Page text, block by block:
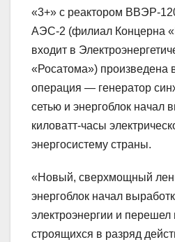
«3+» с реактором ВВЭР-
АЭС-2 (филиал Концерна
входит в
«Росатома») произведена
операция — генератор
сетью и энергоблок начал
киловатт-часы
энергосистему страны.
«Новый, сверхмощный
энергоблок начал
электроэнергии и перешел
строящихся в разряд